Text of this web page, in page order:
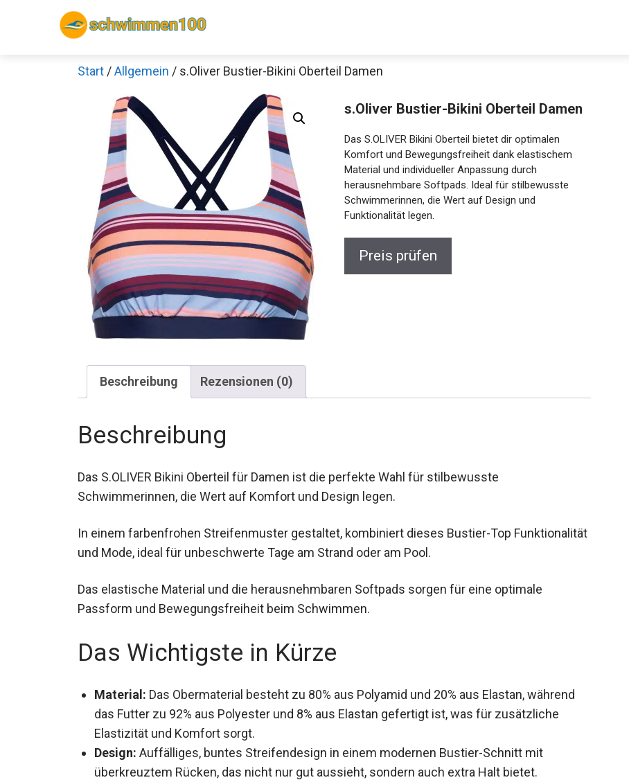
Start /Allgemein / s.Oliver Bustier-Bikini Oberteil Damen
s.Oliver Bustier-Bikini Oberteil Damen
Das S.OLIVER Bikini Oberteil bietet dir optimalen
Komfort und Bewegungsfreiheit dank elastischem
Material und individueller Anpassung durch
herausnehmbare Softpads. Ideal für stilbewusste
Schwimmerinnen, die Wert auf Design und
Funktionalität legen.
Preis prüfen
Beschreibung Rezensionen (0)
Beschreibung
Das S.OLIVER Bikini Oberteil für Damen ist die perfekte Wahl für stilbewusste
Schwimmerinnen, die Wert auf Komfort und Design legen.
In einem farbenfrohen Streifenmuster gestaltet, kombiniert dieses Bustier-Top
Funktionalität und Mode, ideal für unbeschwerte Tage am Strand oder am Pool.
Das elastische Material und die herausnehmbaren Softpads sorgen für eine optimale
Passform und Bewegungsfreiheit beim Schwimmen.
Das Wichtigste in Kürze
Material: Das Obermaterial besteht zu 80% aus Polyamid und 20% aus Elastan, während
das Futter zu 92% aus Polyester und 8% aus Elastan gefertigt ist, was für zusätzliche
Elastizität und Komfort sorgt.
Design: Auffälliges, buntes Streifendesign in einem modernen Bustier-Schnitt mit
überkreuztem Rücken, das nicht nur gut aussieht, sondern auch extra Halt bietet.
Jetzt anschauen